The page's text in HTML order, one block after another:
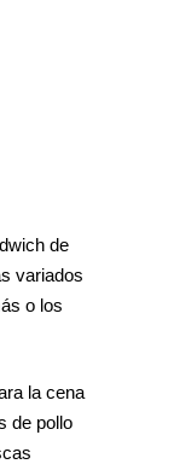
de
variados
o los
la cena
de pollo